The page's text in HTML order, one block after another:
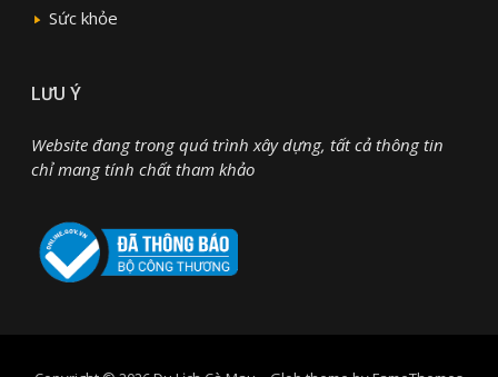
Sức khỏe
LƯU Ý
Website đang trong quá trình xây dựng, tất cả thông tin
chỉ mang tính chất tham khảo